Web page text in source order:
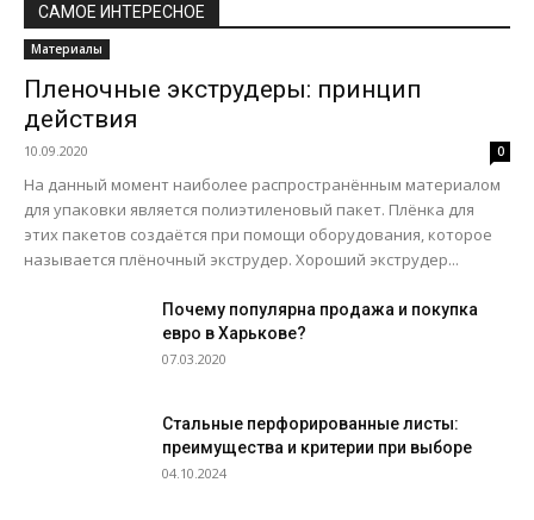
САМОЕ ИНТЕРЕСНОЕ
Материалы
Пленочные экструдеры: принцип
действия
10.09.2020 0
На данный момент наиболее распространённым материалом
для упаковки является полиэтиленовый пакет. Плёнка для
этих пакетов создаётся при помощи оборудования, которое
называется плёночный экструдер. Хороший экструдер...
Почему популярна продажа и покупка
евро в Харькове?
07.03.2020
Стальные перфорированные листы:
преимущества и критерии при выборе
04.10.2024